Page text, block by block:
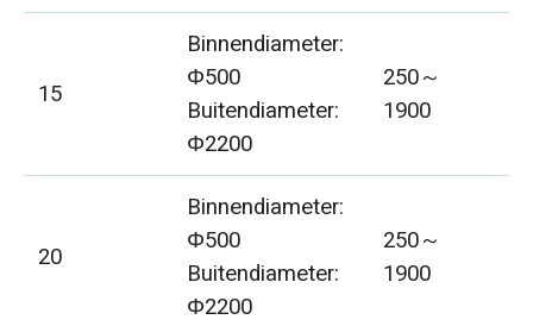
15
Binnendiameter:
Φ500
Buitendiameter:
Φ2200
250～
1900
20
Binnendiameter:
Φ500
Buitendiameter:
Φ2200
250～
1900